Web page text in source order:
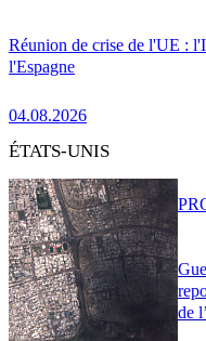
Réunion de crise de l'UE :
l'Espagne
04.08.2026
ÉTATS-UNIS
de